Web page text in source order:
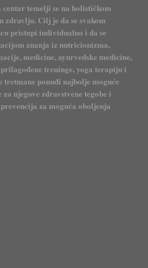
centar temelji se na holističkom
zdravlju. Cilj je da se svakom
pristupi individualno i da se
znanja iz nutricionizma,
medicine, ayurvedske medicine,
treninge, yoga terapiju i
tretmane ponudi najbolje moguće
za njegove zdravstvene tegobe i
za moguća oboljenja